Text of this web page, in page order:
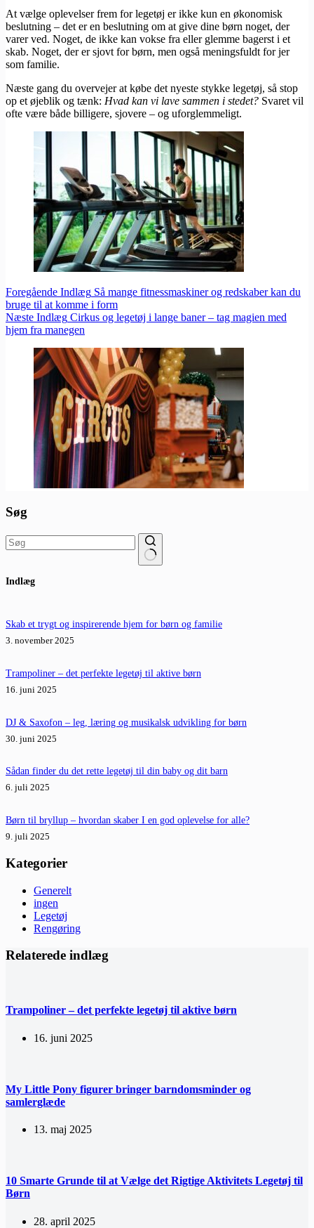
At vælge oplevelser frem for legetøj er ikke kun en økonomisk
beslutning – det er en beslutning om at give dine børn noget, der
varer ved. Noget, de ikke kan vokse fra eller glemme bagerst i et
skab. Noget, der er sjovt for børn, men også meningsfuldt for jer
som familie.
Næste gang du overvejer at købe det nyeste stykke legetøj, så stop
op et øjeblik og tænk: Hvad kan vi lave sammen i stedet? Svaret vil
ofte være både billigere, sjovere – og uforglemmeligt.
Foregående Indlæg Så mange fitnessmaskiner og redskaber kan du
bruge til at komme i form
Næste Indlæg Cirkus og legetøj i lange baner – tag magien med
hjem fra manegen
Søg
resultater
Indlæg
Skab et trygt og inspirerende hjem for børn og familie
3. november 2025
Trampoliner – det perfekte legetøj til aktive børn
16. juni 2025
DJ & Saxofon – leg, læring og musikalsk udvikling for børn
30. juni 2025
Sådan finder du det rette legetøj til din baby og dit barn
6. juli 2025
Børn til bryllup – hvordan skaber I en god oplevelse for alle?
9. juli 2025
Kategorier
Generelt
ingen
Legetøj
Rengøring
Relaterede indlæg
Trampoliner – det perfekte legetøj til aktive børn
16. juni 2025
My Little Pony figurer bringer barndomsminder og
samlerglæde
13. maj 2025
10 Smarte Grunde til at Vælge det Rigtige Aktivitets Legetøj til
Børn
28. april 2025